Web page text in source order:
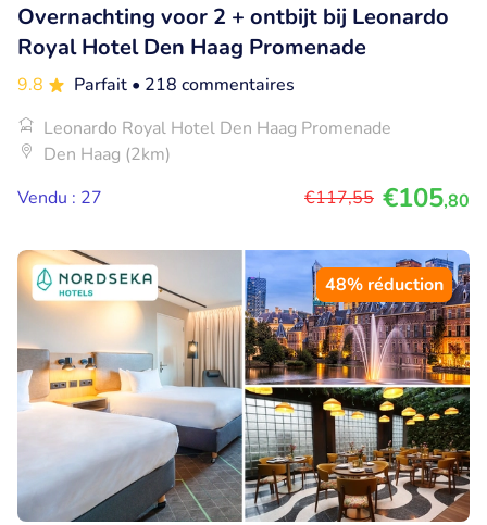
Overnachting voor 2 + ontbijt bij Leonardo
Royal Hotel Den Haag Promenade
9.8 Parfait • 218 commentaires
Leonardo Royal Hotel Den Haag Promenade
Den Haag (2km)
Vendu : 27
€117,55 €105,80
48% réduction